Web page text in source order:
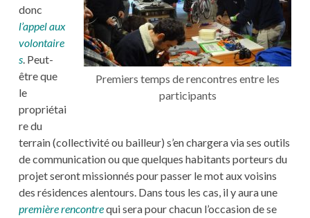
Premiers temps de rencontres entre les
participants
donc
l’appel aux
volontaire
s. Peut-
être que
le
propriétai
re du
terrain (collectivité ou bailleur) s’en chargera via ses outils
de communication ou que quelques habitants porteurs du
projet seront missionnés pour passer le mot aux voisins
des résidences alentours. Dans tous les cas, il y aura une
première rencontrequi sera pour chacun l’occasion de se